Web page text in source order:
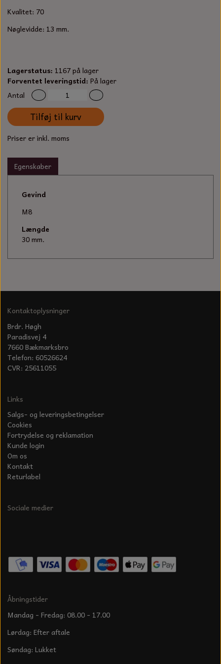
DYBEL
TÆNDRØR
SPÆNDEBÅND
BENSINSLANGE OG FILTRE
UNIVERSAL KABLER OG TILBEHØR
UNIVERSAL REMSKIVER OG STYRERULLER
STIKSAV KLINGER
ARBEJDSLYS
MEJSLER
VÆRKTØJSSÆT
Kvalitet: 70
Nøglevidde: 13 mm.
Lagerstatus: 1167 på lager
Forventet leveringstid: På lager
Antal
Tilføj til kurv
Priser er inkl. moms
Egenskaber
Gevind
M8
Længde
30 mm.
Kontaktoplysninger
Brdr. Høgh
Paradisvej 4
7660 Bækmarksbro
Telefon: 60526624
CVR: 25611055
Links
Salgs- og leveringsbetingelser
Cookies
Fortrydelse og reklamation
Kunde login
Om os
Kontakt
Returlabel
Sociale medier
Åbningstider
Mandag - Fredag: 08.00 - 17.00
Lørdag: Efter aftale
Søndag: Lukket